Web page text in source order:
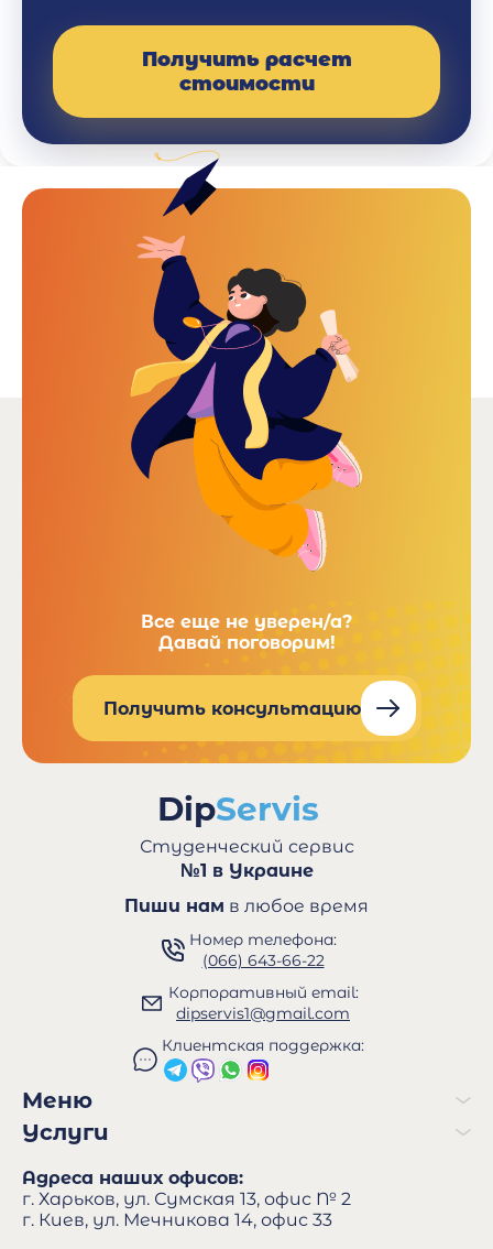
Получить расчет
стоимости
Все еще не уверен/а?
Давай поговорим!
Получить консультацию
Студенческий сервис
№1 в Украине
Пиши нам в любое время
Номер телефона:
(066) 643-66-22
Корпоративный email:
dipservis1@gmail.com
Клиентская поддержка:
Меню
Услуги
Адреса наших офисов:
г. Харьков, ул. Сумская 13, офис № 2
г. Киев, ул. Мечникова 14, офис 33